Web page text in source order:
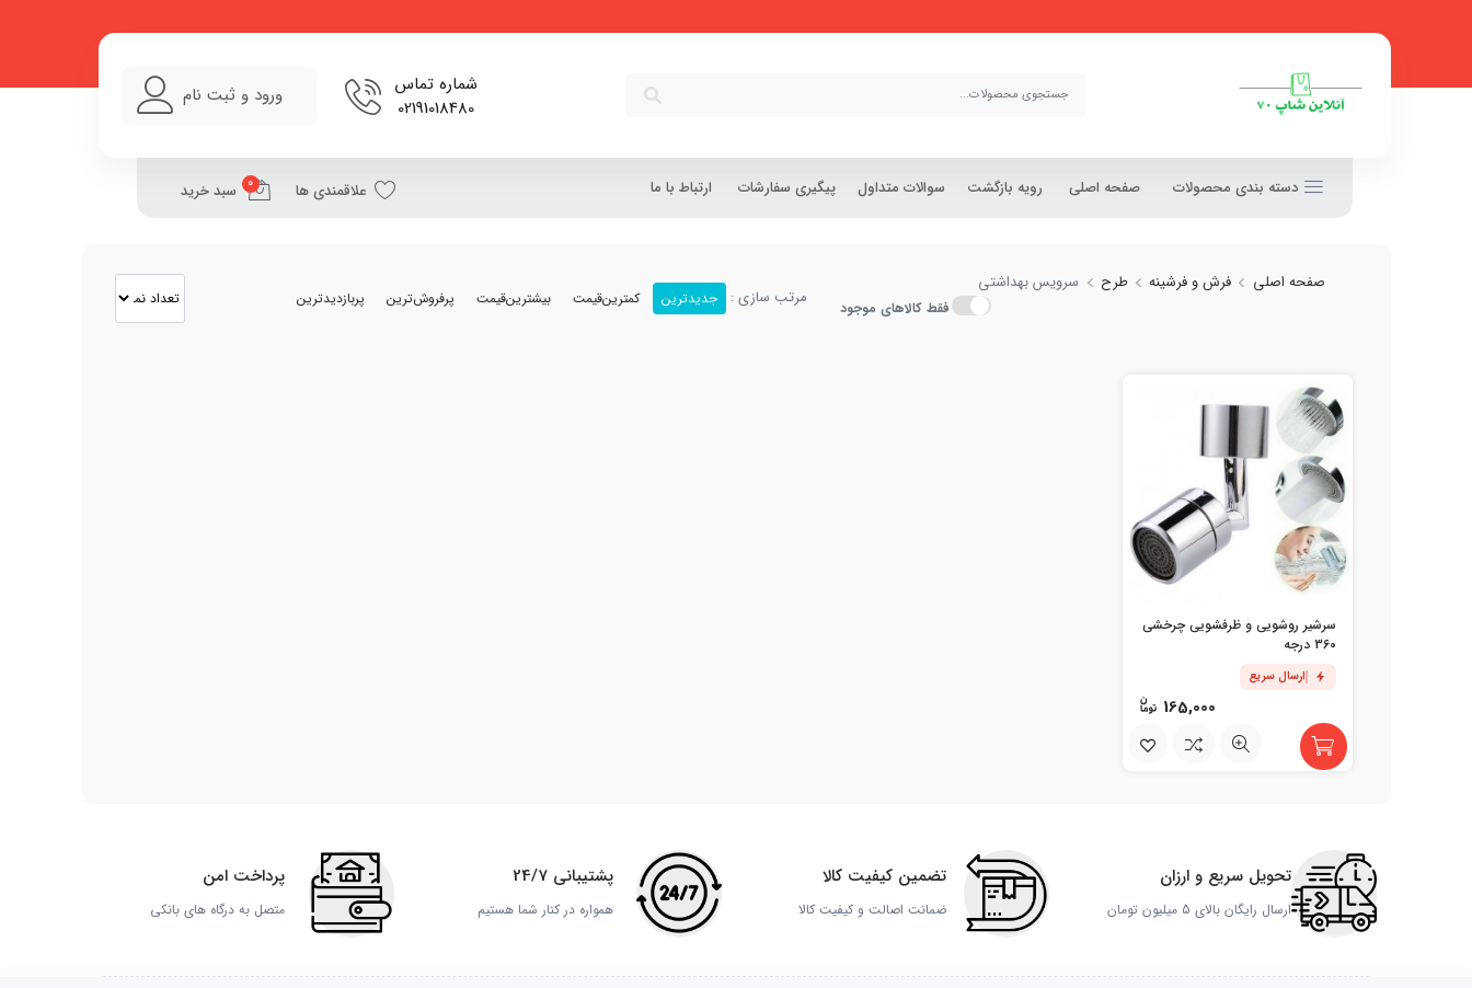
شماره تماس
02191018480
ورود و ثبت نام
دسته بندی محصولات صفحه اصلی رویه بازگشت سوالات متداول پیگیری سفارشات ارتباط با ما علاقمندی ها 0 سبد خرید
صفحه اصلی فرش و فرشینه طرح سرویس بهداشتی
فقط کالاهای موجود مرتب سازی : جدیدترین کمترین‌قیمت بیشترین‌قیمت پرفروش‌ترین پربازدیدترین
سرشیر روشویی و ظرفشویی چرخشی
360 درجه
ارسال سریع
165,000
تحویل سریع و ارزان
ارسال رایگان بالای 5 میلیون تومان
تضمین کیفیت کالا
ضمانت اصالت و کیفیت کالا
پشتیبانی 24/7
همواره در کنار شما هستیم
پرداخت امن
متصل به درگاه های بانکی